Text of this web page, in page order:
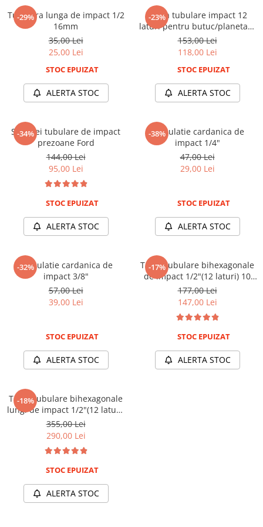
Nissan
Opel
Saab
Seat
Suzuki
Universale
Volkswagen
Scule pentru tinichigerie
Scule Pneumatice
Accesorii Pneumatice
Chei cu clichet
Compresoare
Filtre Pneumatice
Furtune Aer Comprimat
Pistoale de vopsit
Pistoale Pneumatice
Polizoare biax
Slefuitoare Pneumatice
Scule speciale
Diagnoza si masurari
Rulmenti,Bucsi si Extractoare
Sistem directie
Sistem franare
-29%
Tubulara lunga de impact 1/2
16mm
35,00 Lei
25,00 Lei
STOC EPUIZAT
ALERTA STOC
-23%
Trusa tubulare impact 12
laturi pentru butuc/planetara
1/2 5 piese
153,00 Lei
118,00 Lei
STOC EPUIZAT
ALERTA STOC
-34%
Set chei tubulare de impact
prezoane Ford
144,00 Lei
95,00 Lei
STOC EPUIZAT
ALERTA STOC
-38%
Articulatie cardanica de
impact 1/4"
47,00 Lei
29,00 Lei
STOC EPUIZAT
ALERTA STOC
-32%
Articulatie cardanica de
impact 3/8"
57,00 Lei
39,00 Lei
STOC EPUIZAT
ALERTA STOC
-17%
Trusa tubulare bihexagonale
de impact 1/2"(12 laturi) 10
piese
177,00 Lei
147,00 Lei
STOC EPUIZAT
ALERTA STOC
-18%
Trusa tubulare bihexagonale
lungi de impact 1/2"(12 laturi)
10 piese
355,00 Lei
290,00 Lei
STOC EPUIZAT
ALERTA STOC